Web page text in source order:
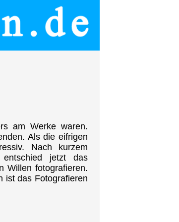
am Werke waren.
Als die eifrigen
Nach kurzem
jetzt das
Willen fotografieren.
ist das Fotografieren